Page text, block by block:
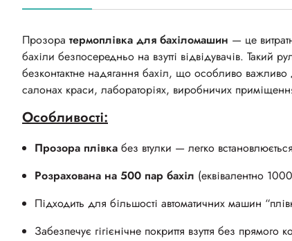
Прозора термоплівка для бахіломашин — це
бахіли безпосередньо на взутті відвідувачів. Такий
безконтактне надягання бахіл, що особливо важливо
салонах краси, лабораторіях, виробничих
Особливості:
Прозора плівка без втулки — легко
Розрахована на 500 пар бахіл (еквівалентно
Підходить для більшості автоматичних машин
Забезпечує гігієнічне покриття взуття без прямого